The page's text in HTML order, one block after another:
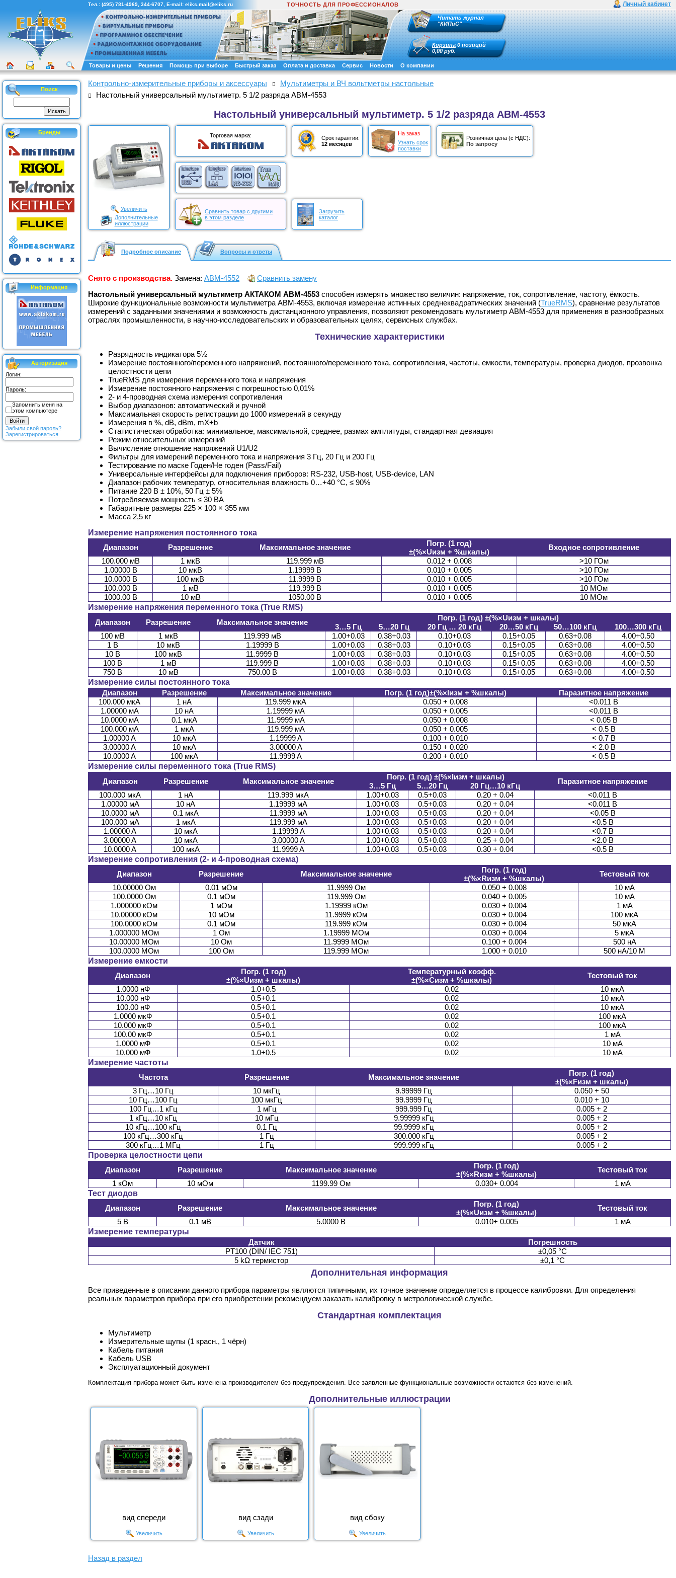
Личный кабинет
Тел.: (495) 781-4969 344-6707 , E-mail: eliks.mail@eliks.ru ТОЧНОСТЬ ДЛЯ ПРОФЕССИОНАЛОВ
Читать журнал
"КИПиС"
Корзина 0 позиций
0,00 руб.
Товары и цены Решения Помощь при выборе Быстрый заказ Оплата и доставка Сервис Новости О компании
Поиск
Бренды
Информация
Авторизация
Логин:
Пароль:
Запомнить меня на
этом компьютере
Забыли свой пароль?
Зарегистрироваться
Контрольно-измерительные приборы и аксессуары
Мультиметры и ВЧ вольтметры настольные
Настольный универсальный мультиметр. 5 1/2 разряда АВМ-4553
Настольный универсальный мультиметр. 5 1/2 разряда АВМ-4553
Увеличить
Дополнительные
иллюстрации
Торговая марка:
Срок гарантии:
12 месяцев
На заказ
Узнать срок
поставки
Розничная цена (с НДС):
По запросу
Сравнить товар с другими
в этом разделе
Загрузить
каталог
Подробное описание Вопросы и ответы
Снято с производства. Замена: АВМ-4552
Сравнить замену
Настольный универсальный мультиметр АКТАКОМ АВМ-4553 способен измерять множество величин: напряжение, ток, сопротивление, частоту, ёмкость.
Широкие функциональные возможности мультиметра АВМ-4553, включая измерение иcтинных среднеквадратических значений (TrueRMS), сравнение результатов
измерений с заданными значениями и возможность дистанционного управления, позволяют рекомендовать мультиметр АВМ-4553 для применения в разнообразных
отраслях промышленности, в научно-исследовательских и образовательных целях, сервисных службах.
Технические характеристики
Разрядность индикатора 5½
Измерение постоянного/переменного напряжений, постоянного/переменного тока, сопротивления, частоты, емкости, температуры, проверка диодов, прозвонка
целостности цепи
TrueRMS для измерения переменного тока и напряжения
Измерение постоянного напряжения с погрешностью 0,01%
2- и 4-проводная схема измерения сопротивления
Выбор диапазонов: автоматический и ручной
Максимальная скорость регистрации до 1000 измерений в секунду
Измерения в %, dB, dBm, mX+b
Статистическая обработка: минимальное, максимальной, среднее, размах амплитуды, стандартная девиация
Режим относительных измерений
Вычисление отношение напряжений U1/U2
Фильтры для измерений переменного тока и напряжения 3 Гц, 20 Гц и 200 Гц
Тестирование по маске Годен/Не годен (Pass/Fail)
Универсальные интерфейсы для подключения приборов: RS-232, USB-host, USB-device, LAN
Диапазон рабочих температур, относительная влажность 0…+40 °С, ≤ 90%
Питание 220 В ± 10%, 50 Гц ± 5%
Потребляемая мощность ≤ 30 ВА
Габаритные размеры 225 × 100 × 355 мм
Масса 2,5 кг
Измерение напряжения постоянного тока
Диапазон
Разрешение Максимальное значение
Погр. (1 год)
±(%×Uизм + %шкалы)
Входное сопротивление
100.000 мВ
1 мкВ 119.999 мВ 0.012 + 0.008
>10 ГОм
1.00000 В
10 мкВ 1.19999 В 0.010 + 0.005
>10 ГОм
10.0000 В
100 мкВ 11.9999 В 0.010 + 0.005
>10 ГОм
100.000 В
1 мВ 119.999 В 0.010 + 0.005
10 МОм
1000.00 В
10 мВ 1050.00 В 0.010 + 0.005
10 МОм
Измерение напряжения переменного тока (True RMS)
Диапазон
Разрешение Максимальное значение
Погр. (1 год) ±(%×Uизм + шкалы)
3…5 Гц
5…20 Гц 20 Гц … 20 кГц 20…50 кГц 50…100 кГц
100…300 кГц
100 мВ
1 мкВ 119.999 мВ 1.00+0.03 0.38+0.03 0.10+0.03 0.15+0.05 0.63+0.08
4.00+0.50
1 В
10 мкВ 1.19999 В 1.00+0.03 0.38+0.03 0.10+0.03 0.15+0.05 0.63+0.08
4.00+0.50
10 В
100 мкВ 11.9999 В 1.00+0.03 0.38+0.03 0.10+0.03 0.15+0.05 0.63+0.08
4.00+0.50
100 В
1 мВ 119.999 В 1.00+0.03 0.38+0.03 0.10+0.03 0.15+0.05 0.63+0.08
4.00+0.50
750 В
10 мВ 750.00 В 1.00+0.03 0.38+0.03 0.10+0.03 0.15+0.05 0.63+0.08
4.00+0.50
Измерение силы постоянного тока
Диапазон
Разрешение Максимальное значение Погр. (1 год)±(%×Iизм + %шкалы)
Паразитное напряжение
100.000 мкА
1 нА 119.999 мкА 0.050 + 0.008
<0.011 В
1.00000 мА
10 нА 1.19999 мА 0.050 + 0.005
<0.011 В
10.0000 мА
0.1 мкА 11.9999 мА 0.050 + 0.008
< 0.05 В
100.000 мА
1 мкА 119.999 мА 0.050 + 0.005
< 0.5 В
1.00000 A
10 мкА 1.19999 A 0.100 + 0.010
< 0.7 В
3.00000 A
10 мкА 3.00000 A 0.150 + 0.020
< 2.0 В
10.0000 A
100 мкА 11.9999 A 0.200 + 0.010
< 0.5 В
Измерение силы переменного тока (True RMS)
Диапазон
Разрешение Максимальное значение
Погр. (1 год) ±(%×Iизм + шкалы)
Паразитное напряжение
3…5 Гц 5…20 Гц
20 Гц…10 кГц
100.000 мкА
1 нА 119.999 мкА 1.00+0.03 0.5+0.03 0.20 + 0.04
<0.011 В
1.00000 мА
10 нА 1.19999 мА 1.00+0.03 0.5+0.03 0.20 + 0.04
<0.011 В
10.0000 мА
0.1 мкА 11.9999 мА 1.00+0.03 0.5+0.03 0.20 + 0.04
<0.05 В
100.000 мА
1 мкА 119.999 мА 1.00+0.03 0.5+0.03 0.20 + 0.04
<0.5 В
1.00000 A
10 мкА 1.19999 A 1.00+0.03 0.5+0.03 0.20 + 0.04
<0.7 В
3.00000 A
10 мкА 3.00000 A 1.00+0.03 0.5+0.03 0.25 + 0.04
<2.0 В
10.0000 A
100 мкА 11.9999 A 1.00+0.03 0.5+0.03 0.30 + 0.04
<0.5 В
Измерение сопротивления (2- и 4-проводная схема)
Диапазон
Разрешение Максимальное значение
Погр. (1 год)
±(%×Rизм + %шкалы)
Тестовый ток
10.00000 Ом
0.01 мОм 11.9999 Ом 0.050 + 0.008
10 мА
100.0000 Ом
0.1 мОм 119.999 Ом 0.040 + 0.005
10 мА
1.000000 кОм
1 мОм 1.19999 кОм 0.030 + 0.004
1 мА
10.00000 кОм
10 мОм 11.9999 кОм 0.030 + 0.004
100 мкА
100.0000 кОм
0.1 мОм 119.999 кОм 0.030 + 0.004
50 мкА
1.000000 МОм
1 Ом 1.19999 МОм 0.030 + 0.004
5 мкА
10.00000 МОм
10 Ом 11.9999 МОм 0.100 + 0.004
500 нА
100.0000 МОм
100 Ом 119.999 МОм 1.000 + 0.010
500 нА/10 М
Измерение емкости
Диапазон
Погр. (1 год)
±(%×Uизм + шкалы)
Температурный коэфф.
±(%×Cизм + %шкалы)
Тестовый ток
1.0000 нФ
1.0+0.5 0.02
10 мкА
10.000 нФ
0.5+0.1 0.02
10 мкА
100.00 нФ
0.5+0.1 0.02
10 мкА
1.0000 мкФ
0.5+0.1 0.02
100 мкА
10.000 мкФ
0.5+0.1 0.02
100 мкА
100.00 мкФ
0.5+0.1 0.02
1 мА
1.0000 мФ
0.5+0.1 0.02
10 мА
10.000 мФ
1.0+0.5 0.02
10 мА
Измерение частоты
Частота
Разрешение Максимальное значение
Погр. (1 год)
±(%×Fизм + шкалы)
3 Гц…10 Гц
10 мкГц 9.99999 Гц
0.050 + 50
10 Гц…100 Гц
100 мкГц 99.9999 Гц
0.010 + 10
100 Гц…1 кГц
1 мГц 999.999 Гц
0.005 + 2
1 кГц…10 кГц
10 мГц 9.99999 кГц
0.005 + 2
10 кГц…100 кГц
0.1 Гц 99.9999 кГц
0.005 + 2
100 кГц…300 кГц
1 Гц 300.000 кГц
0.005 + 2
300 кГц…1 МГц
1 Гц 999.999 кГц
0.005 + 2
Проверка целостности цепи
Диапазон
Разрешение Максимальное значение
Погр. (1 год)
±(%×Rизм + %шкалы)
Тестовый ток
1 кОм
10 мОм 1199.99 Ом 0.030+ 0.004
1 мА
Тест диодов
Диапазон
Разрешение Максимальное значение
Погр. (1 год)
±(%×Uизм + %шкалы)
Тестовый ток
5 В
0.1 мВ 5.0000 В 0.010+ 0.005
1 мА
Измерение температуры
Датчик
Погрешность
PT100 (DIN/ IEC 751)
±0,05 °C
5 kΩ термистор
±0,1 °C
Дополнительная информация
Все приведенные в описании данного прибора параметры являются типичными, их точное значение определяется в процессе калибровки. Для определения
реальных параметров прибора при его приобретении рекомендуем заказать калибровку в метрологической службе.
Стандартная комплектация
Мультиметр
Измерительные щупы (1 красн., 1 чёрн)
Кабель питания
Кабель USB
Эксплуатационный документ
Комплектация прибора может быть изменена производителем без предупреждения. Все заявленные функциональные возможности остаются без изменений.
Дополнительные иллюстрации
вид спереди
Увеличить
вид сзади
Увеличить
вид сбоку
Увеличить
Назад в раздел